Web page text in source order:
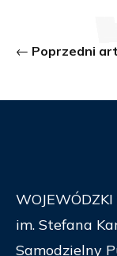
Poprzedni
WOJEWÓDZKI
im. Stefana
Samodzielny